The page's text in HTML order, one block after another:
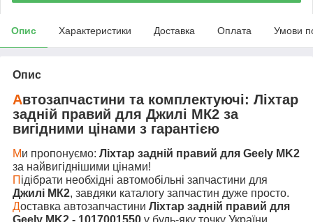
Опис Характеристики Доставка Оплата Умови
Опис
Автозапчастини та комплектуючі: Ліхтар
задній правий для Джилі МК2 за
вигідними цінами з гарантією
Ми пропонуємо: Ліхтар задній правий для Geely MK2
за найвигіднішими цінами!
П ідібрати необхідні автомобільні запчастини для
Джилі МК2, завдяки каталогу запчастин дуже просто.
Доставка автозапчастини Ліхтар задній правий для